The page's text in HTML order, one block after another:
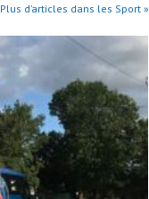
Plus d’articles dans les Sport »